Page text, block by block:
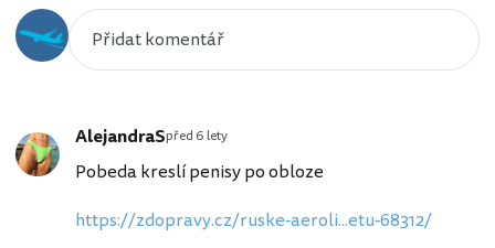
AlejandraSpřed 6 lety
Pobeda kreslí penisy po obloze
https://zdopravy.cz/ruske-aeroli...etu-68312/